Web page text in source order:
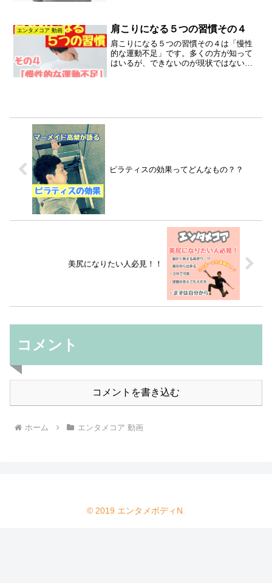
エンタメコア 動画 肩こりになる５つの習慣その４
肩こりになる５つの習慣その４は「慢性
的な運動不足」です。多くの方が知って
はいるが、できないのが現状ではないで
ピラティスの効果ってどんなもの？？
美尻になりたい人必見！！
コメント
コメントを書き込む
ホーム エンタメコア 動画
© 2019 エンタメボディN.